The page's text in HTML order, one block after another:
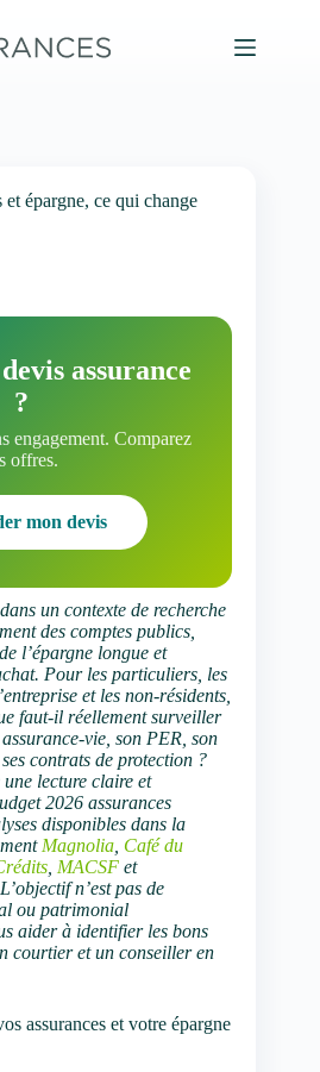
épargne, ce qui change
assurance
?
engagement. Comparez
offres.
mon devis
un contexte de recherche
des comptes publics,
l’épargne longue et
Pour les particuliers, les
et les non-résidents,
faut-il réellement surveiller
vie, son PER, son
contrats de protection ?
lecture claire et
2026 assurances
disponibles dans la
Magnolia Café du
MACSF et
n’est pas de
ou patrimonial
aider à identifier les bons
courtier et un conseiller en
assurances et votre épargne